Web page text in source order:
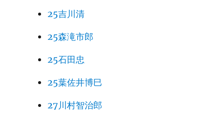
25吉川清
25森滝市郎
25石田忠
25葉佐井博巳
27川村智治郎